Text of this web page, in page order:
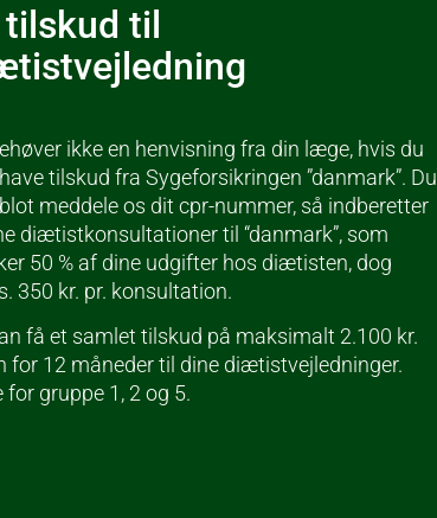
tilskud til
ikke en henvisning fra din læge, hvis du
tilskud fra Sygeforsikringen ”danmark”. Du
meddele os dit cpr-nummer, så indberetter
diætistkonsultationer til “danmark”, som
50 % af dine udgifter hos diætisten, dog
350 kr. pr. konsultation.
få et samlet tilskud på maksimalt 2.100 kr.
for 12 måneder til dine diætistvejledninger.
for gruppe 1, 2 og 5.